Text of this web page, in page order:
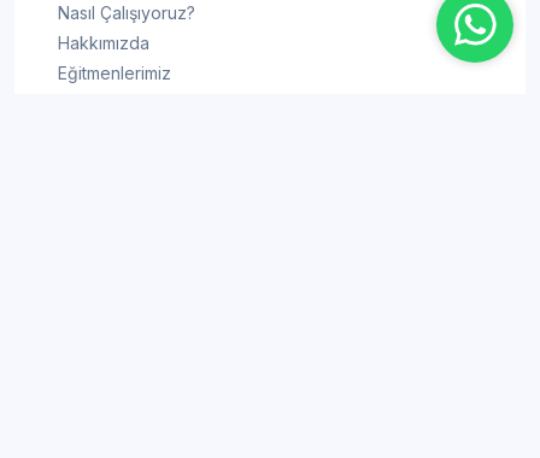
Nasıl Çalışıyoruz?
Hakkımızda
Eğitmenlerimiz